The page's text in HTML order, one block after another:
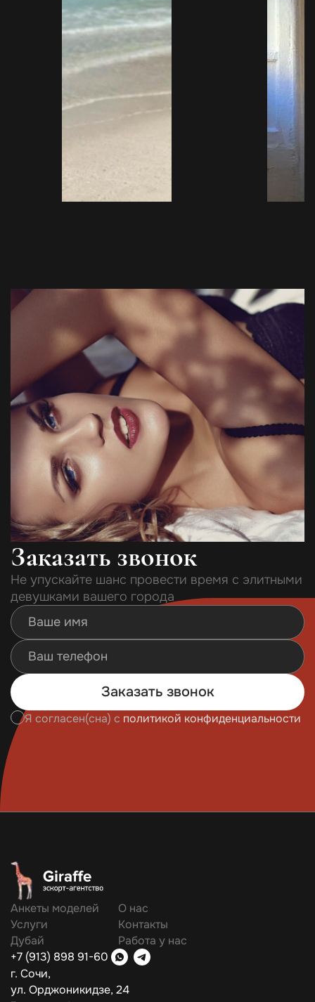
Заказать звонок
Не упускайте шанс провести время с элитными
девушками вашего города
Заказать звонок
Я согласен(сна) с политикой конфиденциальности
Анкеты моделей
Услуги
Дубай
О нас
Контакты
Работа у нас
+7 (913) 898 91-60
г. Сочи,
ул. Орджоникидзе, 24